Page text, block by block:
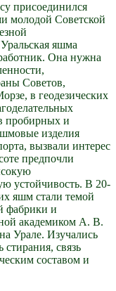
присоединился
молодой Советской
яшма
Она нужна
Советов,
в геодезических
пробирных и
изделия
вызвали интерес
предпочли
устойчивость. В 20-
яшм стали темой
фабрики и
академиком А. В.
Урале. Изучались
стирания, связь
составом и